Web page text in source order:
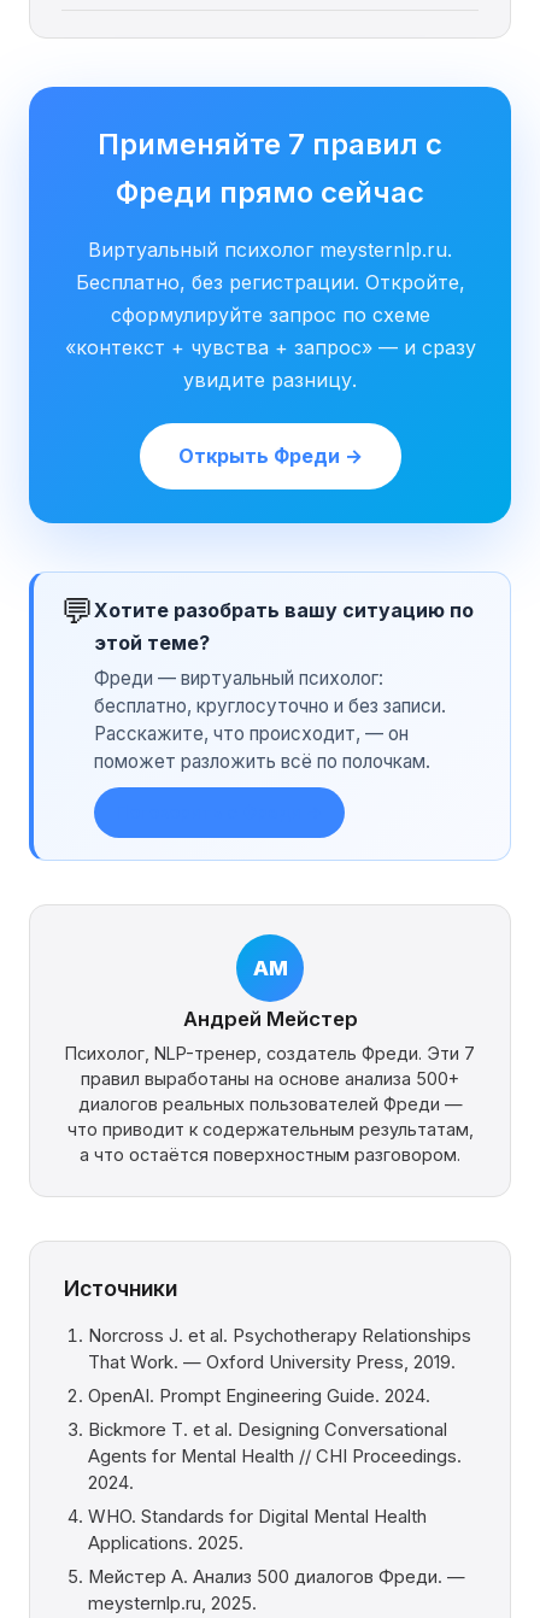
Применяйте 7 правил с
Фреди прямо сейчас
Виртуальный психолог meysternlp.ru.
Бесплатно, без регистрации. Откройте,
сформулируйте запрос по схеме
«контекст + чувства + запрос» — и сразу
увидите разницу.
Открыть Фреди →
💬Хотите разобрать вашу ситуацию по
этой теме?
Фреди — виртуальный психолог:
бесплатно, круглосуточно и без записи.
Расскажите, что происходит, — он
поможет разложить всё по полочкам.
АМ
Андрей Мейстер
Психолог, NLP-тренер, создатель Фреди. Эти 7
правил выработаны на основе анализа 500+
диалогов реальных пользователей Фреди —
что приводит к содержательным результатам,
а что остаётся поверхностным разговором.
Источники
Norcross J. et al. Psychotherapy Relationships
That Work. — Oxford University Press, 2019.
OpenAI. Prompt Engineering Guide. 2024.
Bickmore T. et al. Designing Conversational
Agents for Mental Health // CHI Proceedings.
2024.
WHO. Standards for Digital Mental Health
Applications. 2025.
Мейстер А. Анализ 500 диалогов Фреди. —
meysternlp.ru, 2025.